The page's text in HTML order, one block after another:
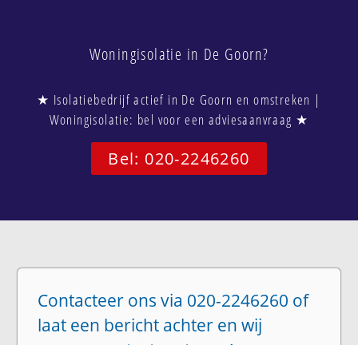
Woningisolatie in De Goorn?
★ Isolatiebedrijf actief in De Goorn en omstreken |
Woningisolatie: bel voor een adviesaanvraag ★
Bel: 020-2246260
Contacteer ons via 020-2246260 of
laat een bericht achter en wij